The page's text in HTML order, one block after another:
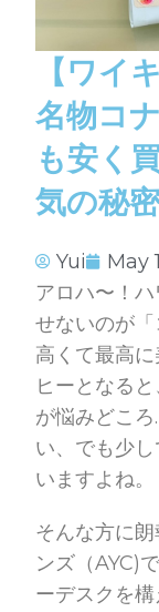
【ワイ
名物コ
も安く
気の秘
Yui
May
アロハ〜！
せないのが
高くて最高
ヒーとなる
が悩みどこ
い、でも少
いますよね。
そんな方に
ンズ（AYC)
ーデスクを